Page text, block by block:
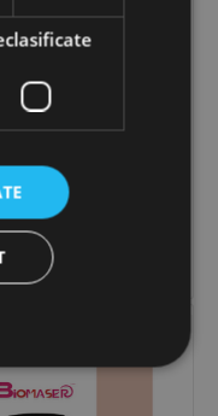
LIGHT BROWN
5ml
+
ADAUGĂ ÎN COȘ